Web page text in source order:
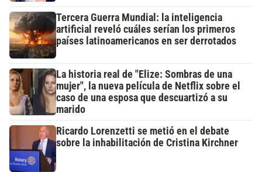
Tercera Guerra Mundial: la inteligencia
artificial reveló cuáles serían los primeros
países latinoamericanos en ser derrotados
La historia real de "Elize: Sombras de una
mujer", la nueva película de Netflix sobre el
caso de una esposa que descuartizó a su
marido
Ricardo Lorenzetti se metió en el debate
sobre la inhabilitación de Cristina Kirchner